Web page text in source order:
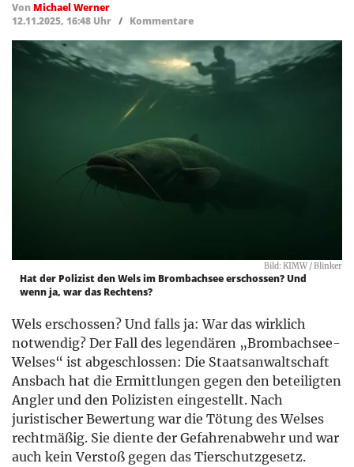
Von Michael Werner
12.11.2025, 16:48 Uhr / Kommentare
Bild: KIMW / Blinker
Hat der Polizist den Wels im Brombachsee erschossen? Und
wenn ja, war das Rechtens?
Wels erschossen? Und falls ja: War das wirklich
notwendig? Der Fall des legendären „Brombachsee-
Welses“ ist abgeschlossen: Die Staatsanwaltschaft
Ansbach hat die Ermittlungen gegen den beteiligten
Angler und den Polizisten eingestellt. Nach
juristischer Bewertung war die Tötung des Welses
rechtmäßig. Sie diente der Gefahrenabwehr und war
auch kein Verstoß gegen das Tierschutzgesetz.